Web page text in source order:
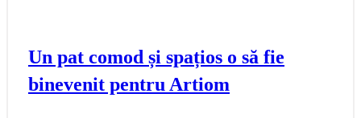
Un pat comod și spațios o să fie
binevenit pentru Artiom